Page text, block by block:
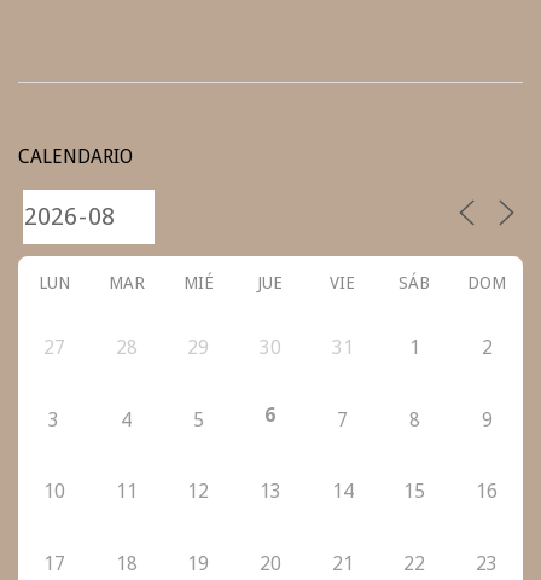
15
CALENDARIO
LUN MAR MIÉ JUE VIE SÁB DOM
27 28 29 30 31 1 2
3 4 5 6 7 8 9
10 11 12 13 14 15 16
17 18 19 20 21 22 23